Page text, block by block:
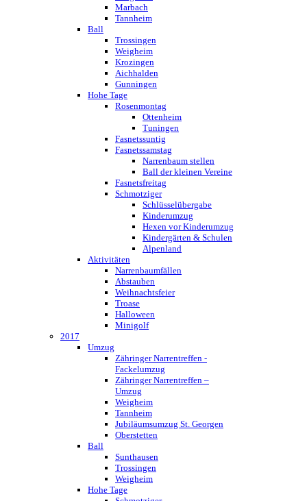
Marbach
Tannheim
Ball
Trossingen
Weigheim
Krozingen
Aichhalden
Gunningen
Hohe Tage
Rosenmontag
Ottenheim
Tuningen
Fasnetssuntig
Fasnetssamstag
Narrenbaum stellen
Ball der kleinen Vereine
Fasnetsfreitag
Schmotziger
Schlüsselübergabe
Kinderumzug
Hexen vor Kinderumzug
Kindergärten & Schulen
Alpenland
Aktivitäten
Narrenbaumfällen
Abstauben
Weihnachtsfeier
Troase
Halloween
Minigolf
2017
Umzug
Zähringer Narrentreffen -
Fackelumzug
Zähringer Narrentreffen –
Umzug
Weigheim
Tannheim
Jubiläumsumzug St. Georgen
Oberstetten
Ball
Sunthausen
Trossingen
Weigheim
Hohe Tage